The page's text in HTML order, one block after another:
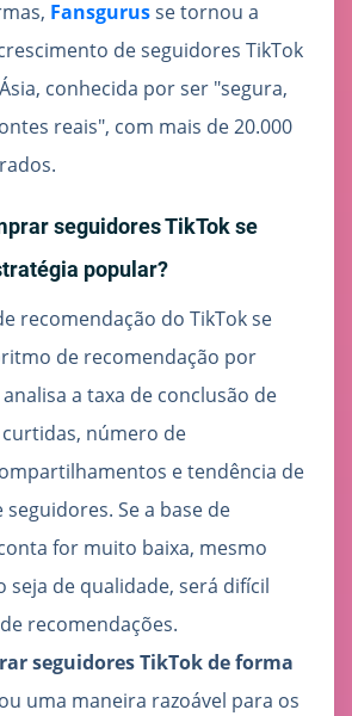
Fansgurusse tornou a
de seguidores TikTok
conhecida por ser "segura,
reais", com mais de 20.000
seguidores TikTok se
popular?
recomendação do TikTok se
de recomendação por
a taxa de conclusão de
número de
e tendência de
Se a base de
for muito baixa, mesmo
seja de qualidade, será difícil
recomendações.
seguidores TikTok de forma
uma maneira razoável para os